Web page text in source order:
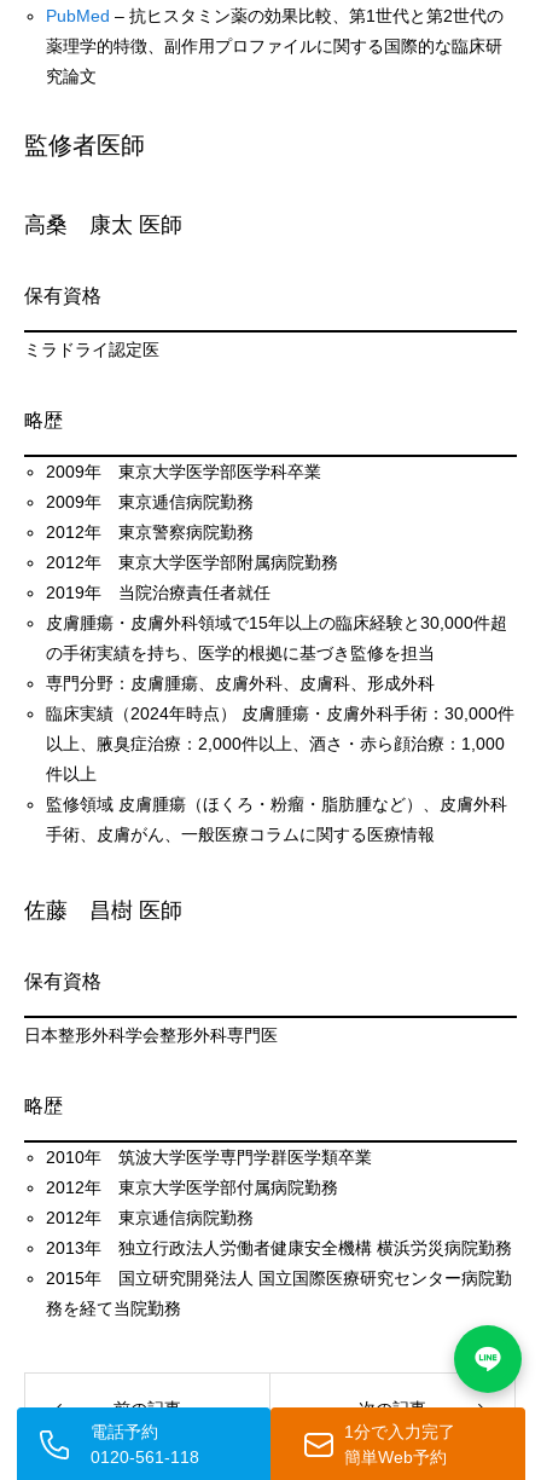
PubMed – 抗ヒスタミン薬の効果比較、第1世代と第2世代の
薬理学的特徴、副作用プロファイルに関する国際的な臨床研
究論文
監修者医師
高桑 康太 医師
保有資格
ミラドライ認定医
略歴
2009年 東京大学医学部医学科卒業
2009年 東京逓信病院勤務
2012年 東京警察病院勤務
2012年 東京大学医学部附属病院勤務
2019年 当院治療責任者就任
皮膚腫瘍・皮膚外科領域で15年以上の臨床経験と30,000件超
の手術実績を持ち、医学的根拠に基づき監修を担当
専門分野：皮膚腫瘍、皮膚外科、皮膚科、形成外科
臨床実績（2024年時点） 皮膚腫瘍・皮膚外科手術：30,000件
以上、腋臭症治療：2,000件以上、酒さ・赤ら顔治療：1,000
件以上
監修領域 皮膚腫瘍（ほくろ・粉瘤・脂肪腫など）、皮膚外科
手術、皮膚がん、一般医療コラムに関する医療情報
佐藤 昌樹 医師
保有資格
日本整形外科学会整形外科専門医
略歴
2010年 筑波大学医学専門学群医学類卒業
2012年 東京大学医学部付属病院勤務
2012年 東京逓信病院勤務
2013年 独立行政法人労働者健康安全機構 横浜労災病院勤務
2015年 国立研究開発法人 国立国際医療研究センター病院勤
務を経て当院勤務
前の記事
次の記事
電話予約
0120-561-118
1分で入力完了
簡単Web予約